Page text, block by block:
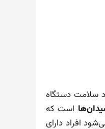
سلامت دستگاه
است که
افراد دارای